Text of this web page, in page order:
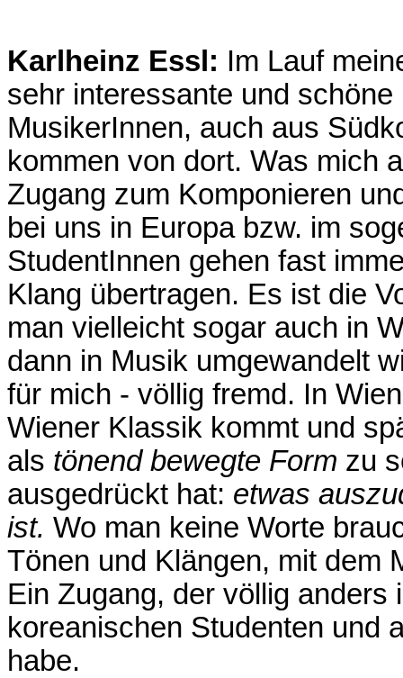
Karlheinz Essl: Im Lauf
sehr interessante und
MusikerInnen, auch aus
kommen von dort. Was mich
Zugang zum Komponieren
bei uns in Europa bzw. im
StudentInnen gehen fast
Klang übertragen. Es ist die
man vielleicht sogar auch in
dann in Musik umgewandelt
für mich - völlig fremd. In
Wiener Klassik kommt und
als tönend bewegte Form zu
ausgedrückt hat: etwas
ist. Wo man keine Worte
Tönen und Klängen, mit dem
Ein Zugang, der völlig anders
koreanischen Studenten und
habe.